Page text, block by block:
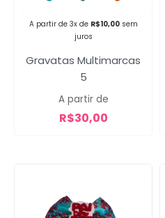
A partir de 3x de R$10,00 sem
juros
Gravatas Multimarcas
5
A partir de
R$30,00
Campanha